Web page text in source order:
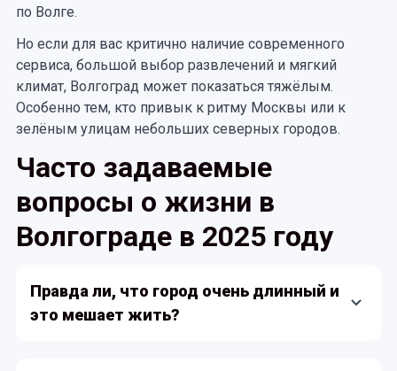
по Волге.
Но если для вас критично наличие современного
сервиса, большой выбор развлечений и мягкий
климат, Волгоград может показаться тяжёлым.
Особенно тем, кто привык к ритму Москвы или к
зелёным улицам небольших северных городов.
Часто задаваемые
вопросы о жизни в
Волгограде в 2025 году
Правда ли, что город очень длинный и
это мешает жить?